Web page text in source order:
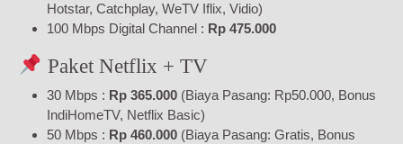
Hotstar, Catchplay, WeTV Iflix, Vidio)
100 Mbps Digital Channel : Rp 475.000
Paket Netflix + TV
30 Mbps : Rp 365.000 (Biaya Pasang: Rp50.000, Bonus
IndiHomeTV, Netflix Basic)
50 Mbps : Rp 460.000 (Biaya Pasang: Gratis, Bonus